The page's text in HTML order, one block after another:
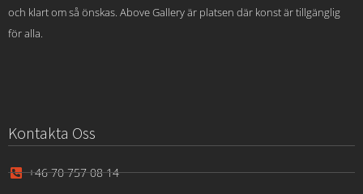
och klart om så önskas. Above Gallery är platsen där konst är tillgänglig
för alla.
Kontakta Oss
+46 70 757 08 14